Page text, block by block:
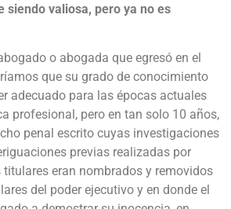
siendo valiosa, pero ya no es
o abogada que egresó en el
que su grado de conocimiento
adecuado para las épocas actuales
profesional, pero en tan solo 10 años,
penal escrito cuyas investigaciones
previas realizadas por
eran nombrados y removidos
del poder ejecutivo y en donde el